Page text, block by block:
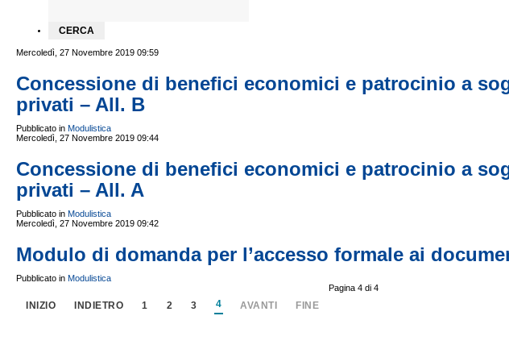
Mercoledì, 27 Novembre 2019 09:59
Concessione di benefici economici e patrocinio a
privati – All. B
Pubblicato in Modulistica
Mercoledì, 27 Novembre 2019 09:44
Concessione di benefici economici e patrocinio a
privati – All. A
Pubblicato in Modulistica
Mercoledì, 27 Novembre 2019 09:42
Modulo di domanda per l’accesso formale ai
Pubblicato in Modulistica
INIZIO INDIETRO 1 2 3 4 AVANTI FINE
Pagina 4 di 4